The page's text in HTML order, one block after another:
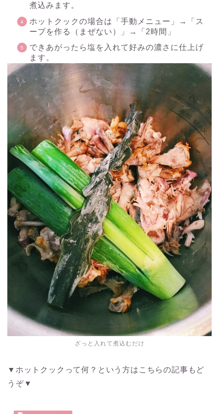
煮込みます。
ホットクックの場合は「手動メニュー」→「ス
ープを作る（まぜない）」→「2時間」
できあがったら塩を入れて好みの濃さに仕上げ
ます。
ざっと入れて煮込むだけ
▼ホットクックって何？という方はこちらの記事もど
うぞ▼